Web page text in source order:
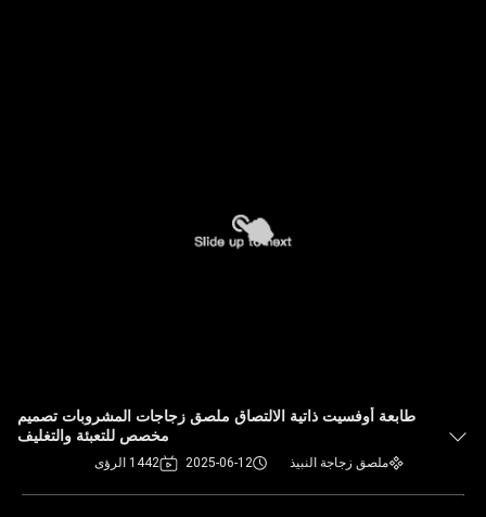
طابعة أوفسيت ذاتية الالتصاق ملصق زجاجات المشروبات تصميم
مخصص للتعبئة والتغليف
ملصق زجاجة النبيذ 2025-06-12 1442 الرؤى